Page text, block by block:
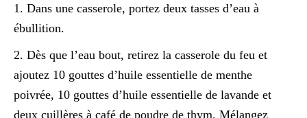
1. Dans une casserole, portez deux tasses d’eau à
ébullition.
2. Dès que l’eau bout, retirez la casserole du feu et
ajoutez 10 gouttes d’huile essentielle de menthe
poivrée, 10 gouttes d’huile essentielle de lavande et
deux cuillères à café de poudre de thym. Mélangez